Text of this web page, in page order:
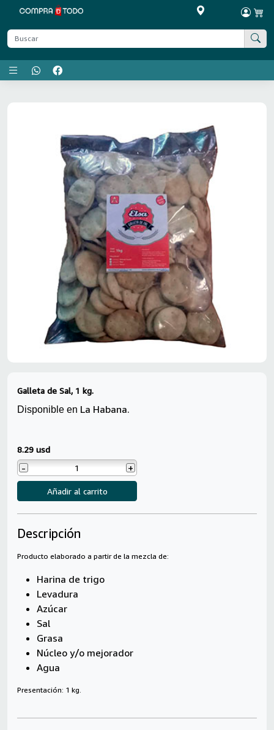
Menú principal
Galleta de Sal, 1 kg.
Disponible en La Habana.
8.29 usd
- +
Añadir al carrito
Descripción
Producto elaborado a partir de la mezcla de:
Harina de trigo
Levadura
Azúcar
Sal
Grasa
Núcleo y/o mejorador
Agua
Presentación: 1 kg.